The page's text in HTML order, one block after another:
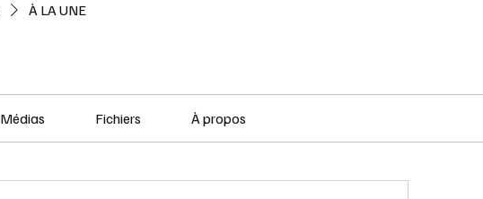
À LA UNE
Médias Fichiers À propos